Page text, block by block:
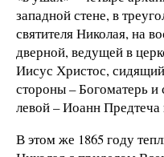
западной стене, в
святителя Николая, на
дверной, ведущей в
Иисус Христос,
стороны – Богоматерь и
левой – Иоанн Предтеча
В этом же 1865 году